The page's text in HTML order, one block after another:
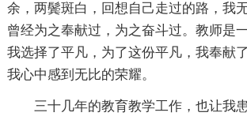
余，两鬓斑白，回想自己走过的路，我
曾经为之奉献过，为之奋斗过。教师是
我选择了平凡，为了这份平凡，我奉献
我心中感到无比的荣耀。
三十几年的教育教学工作，也让我